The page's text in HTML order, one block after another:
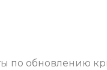
по обновлению